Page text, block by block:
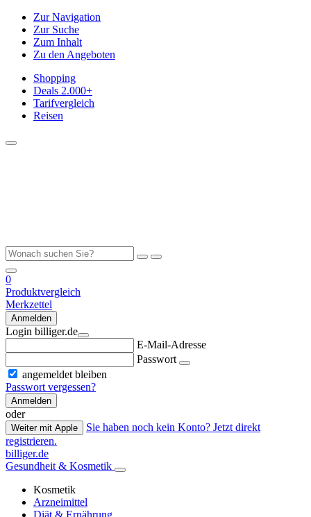
Zur Navigation
Zur Suche
Zum Inhalt
Zu den Angeboten
Shopping
Deals 2.000+
Tarifvergleich
Reisen
0
Produktvergleich
Merkzettel
Anmelden
Login billiger.de
E-Mail-Adresse
Passwort
angemeldet bleiben
Passwort vergessen?
Anmelden
oder
Weiter mit Apple
Sie haben noch kein Konto? Jetzt direkt
registrieren.
billiger.de
Gesundheit & Kosmetik
Kosmetik
Arzneimittel